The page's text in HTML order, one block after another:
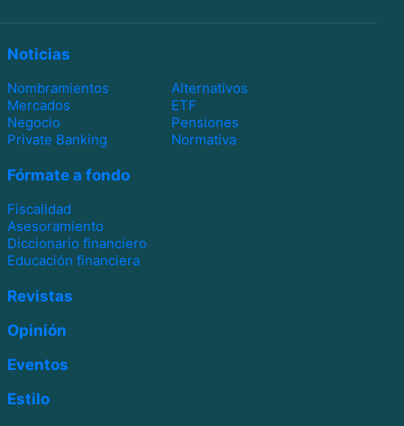
Noticias
Nombramientos
Alternativos
Mercados
ETF
Negocio
Pensiones
Private Banking
Normativa
Fórmate a fondo
Fiscalidad
Asesoramiento
Diccionario financiero
Educación financiera
Revistas
Opinión
Eventos
Estilo